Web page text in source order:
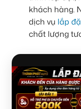
khách hàng.
dịch vụ lắp
chất lượng